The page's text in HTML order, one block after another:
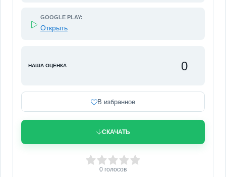
GOOGLE PLAY:
Открыть
НАША ОЦЕНКА 0
В избранное
СКАЧАТЬ
3 4 5
0 голосов